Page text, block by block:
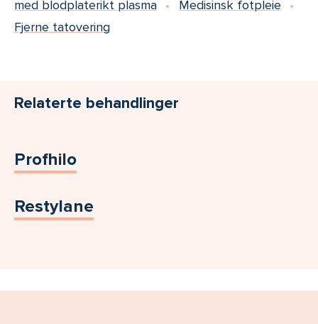
med blodplaterikt plasma
Medisinsk fotpleie
Fjerne tatovering
Relaterte behandlinger
Profhilo
Restylane